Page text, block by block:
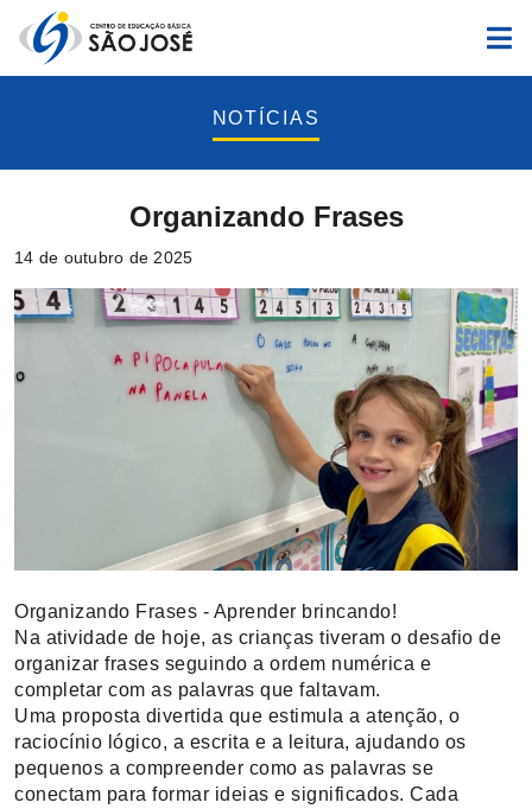
NOTÍCIAS
Organizando Frases
14 de outubro de 2025
Organizando Frases - Aprender brincando!
Na atividade de hoje, as crianças tiveram o desafio de
organizar frases seguindo a ordem numérica e
completar com as palavras que faltavam.
Uma proposta divertida que estimula a atenção, o
raciocínio lógico, a escrita e a leitura, ajudando os
pequenos a compreender como as palavras se
conectam para formar ideias e significados. Cada